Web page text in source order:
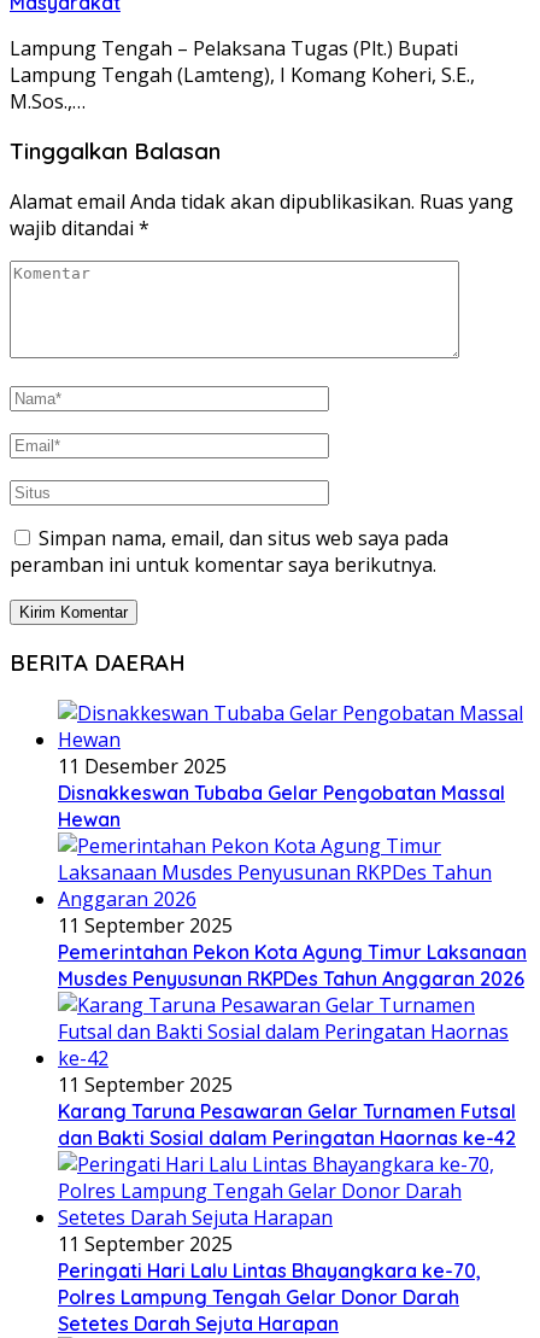
Lampung Tengah – Pelaksana Tugas (Plt.) Bupati
Lampung Tengah (Lamteng), I Komang Koheri, S.E.,
M.Sos.,…
Tinggalkan Balasan
Alamat email Anda tidak akan dipublikasikan. Ruas yang
wajib ditandai *
Simpan nama, email, dan situs web saya pada
peramban ini untuk komentar saya berikutnya.
BERITA DAERAH
11 Desember 2025
Disnakkeswan Tubaba Gelar Pengobatan Massal
Hewan
11 September 2025
Pemerintahan Pekon Kota Agung Timur Laksanaan
Musdes Penyusunan RKPDes Tahun Anggaran 2026
11 September 2025
Karang Taruna Pesawaran Gelar Turnamen Futsal
dan Bakti Sosial dalam Peringatan Haornas ke-42
11 September 2025
Peringati Hari Lalu Lintas Bhayangkara ke-70,
Polres Lampung Tengah Gelar Donor Darah
Setetes Darah Sejuta Harapan